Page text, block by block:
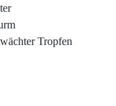
Tropfen